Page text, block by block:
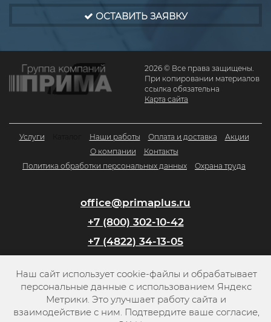
ОСТАВИТЬ ЗАЯВКУ
2026 © Все права защищены.
При копировании материалов
ссылка обязательна
Карта сайта
Услуги Наши работы Оплата и доставка
Акции
О компании
Контакты
Политика обработки персональных данных
Охрана труда
office@primaplus.ru
+7 (800) 302-10-42
+7 (4822) 34-13-05
Заказать обратный звонок
Наш сайт использует cookie-файлы и обрабатывает
персональные данные с использованием Яндекс
Метрики. Это улучшает работу сайта и
взаимодействие с ним. Подтвердите ваше согласие,